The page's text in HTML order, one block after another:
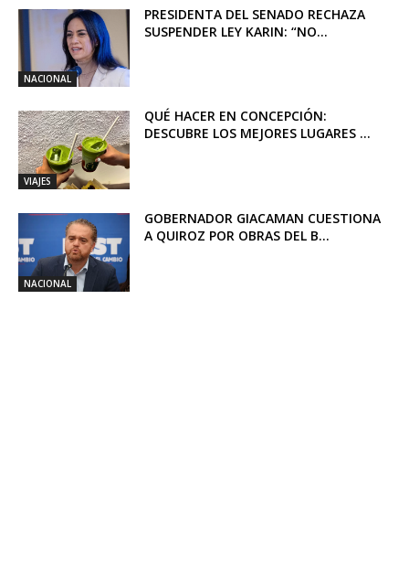
NACIONAL
PRESIDENTA DEL SENADO RECHAZA
SUSPENDER LEY KARIN: “NO...
VIAJES
QUÉ HACER EN CONCEPCIÓN:
DESCUBRE LOS MEJORES LUGARES ...
NACIONAL
GOBERNADOR GIACAMAN CUESTIONA
A QUIROZ POR OBRAS DEL B...